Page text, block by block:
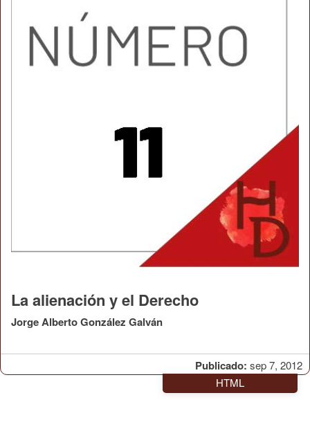
Publicado: sep 7, 2012
La alienación y el Derecho
Jorge Alberto González Galván
HTML